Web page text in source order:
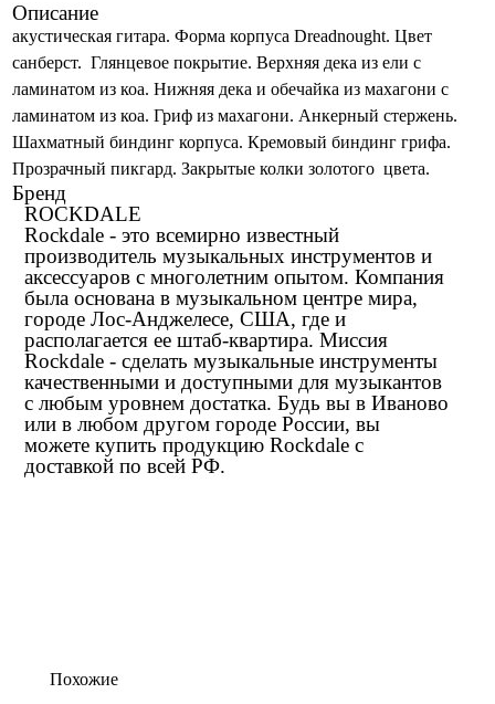
Описание
акустическая гитара. Форма корпуса Dreadnought. Цвет
санберст. Глянцевое покрытие. Верхняя дека из ели с
ламинатом из коа. Нижняя дека и обечайка из махагони с
ламинатом из коа. Гриф из махагони. Анкерный стержень.
Шахматный биндинг корпуса. Кремовый биндинг грифа.
Прозрачный пикгард. Закрытые колки золотого цвета.
Бренд
ROCKDALE
Rockdale - это всемирно известный
производитель музыкальных инструментов и
аксессуаров с многолетним опытом. Компания
была основана в музыкальном центре мира,
городе Лос-Анджелесе, США, где и
располагается ее штаб-квартира. Миссия
Rockdale - сделать музыкальные инструменты
качественными и доступными для музыкантов
с любым уровнем достатка. Будь вы в Иваново
или в любом другом городе России, вы
можете купить продукцию Rockdale с
доставкой по всей РФ.
Похожие